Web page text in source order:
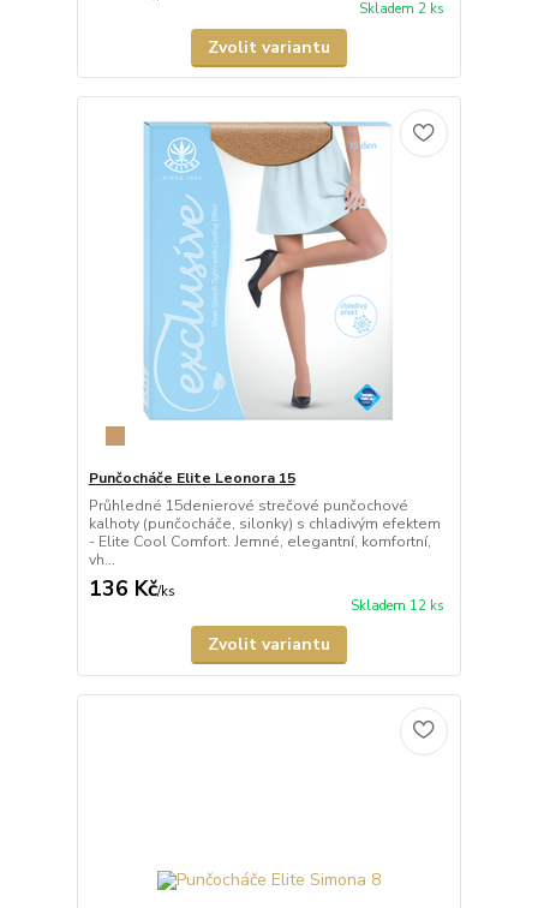
Skladem 2 ks
Zvolit variantu
Punčocháče Elite Leonora 15
Průhledné 15denierové strečové punčochové
kalhoty (punčocháče, silonky) s chladivým efektem
- Elite Cool Comfort. Jemné, elegantní, komfortní,
vh...
136 Kč/ks
Skladem 12 ks
Zvolit variantu